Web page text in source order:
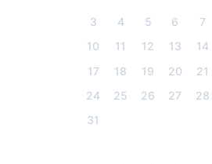
3
4 5 6 7
10
11 12 13 14
17
18 19 20 21
24
25 26 27 28
31